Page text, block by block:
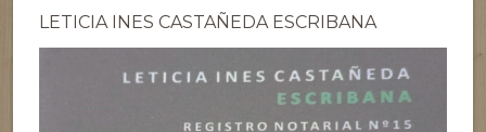
LETICIA INES CASTAÑEDA ESCRIBANA